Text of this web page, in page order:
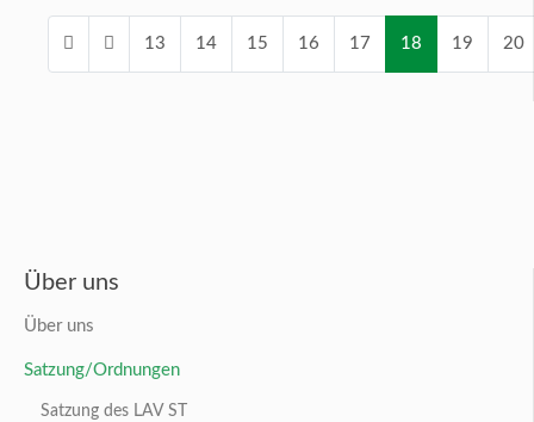
Über uns
Über uns
Satzung/Ordnungen
Satzung des LAV ST
Seite 18 von 26
13 14 15 16 17 18 19 20